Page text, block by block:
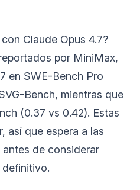
Claude Opus 4.7?
por MiniMax,
en SWE-Bench Pro
Bench, mientras que
(0.37 vs 0.42). Estas
así que espera a las
de considerar